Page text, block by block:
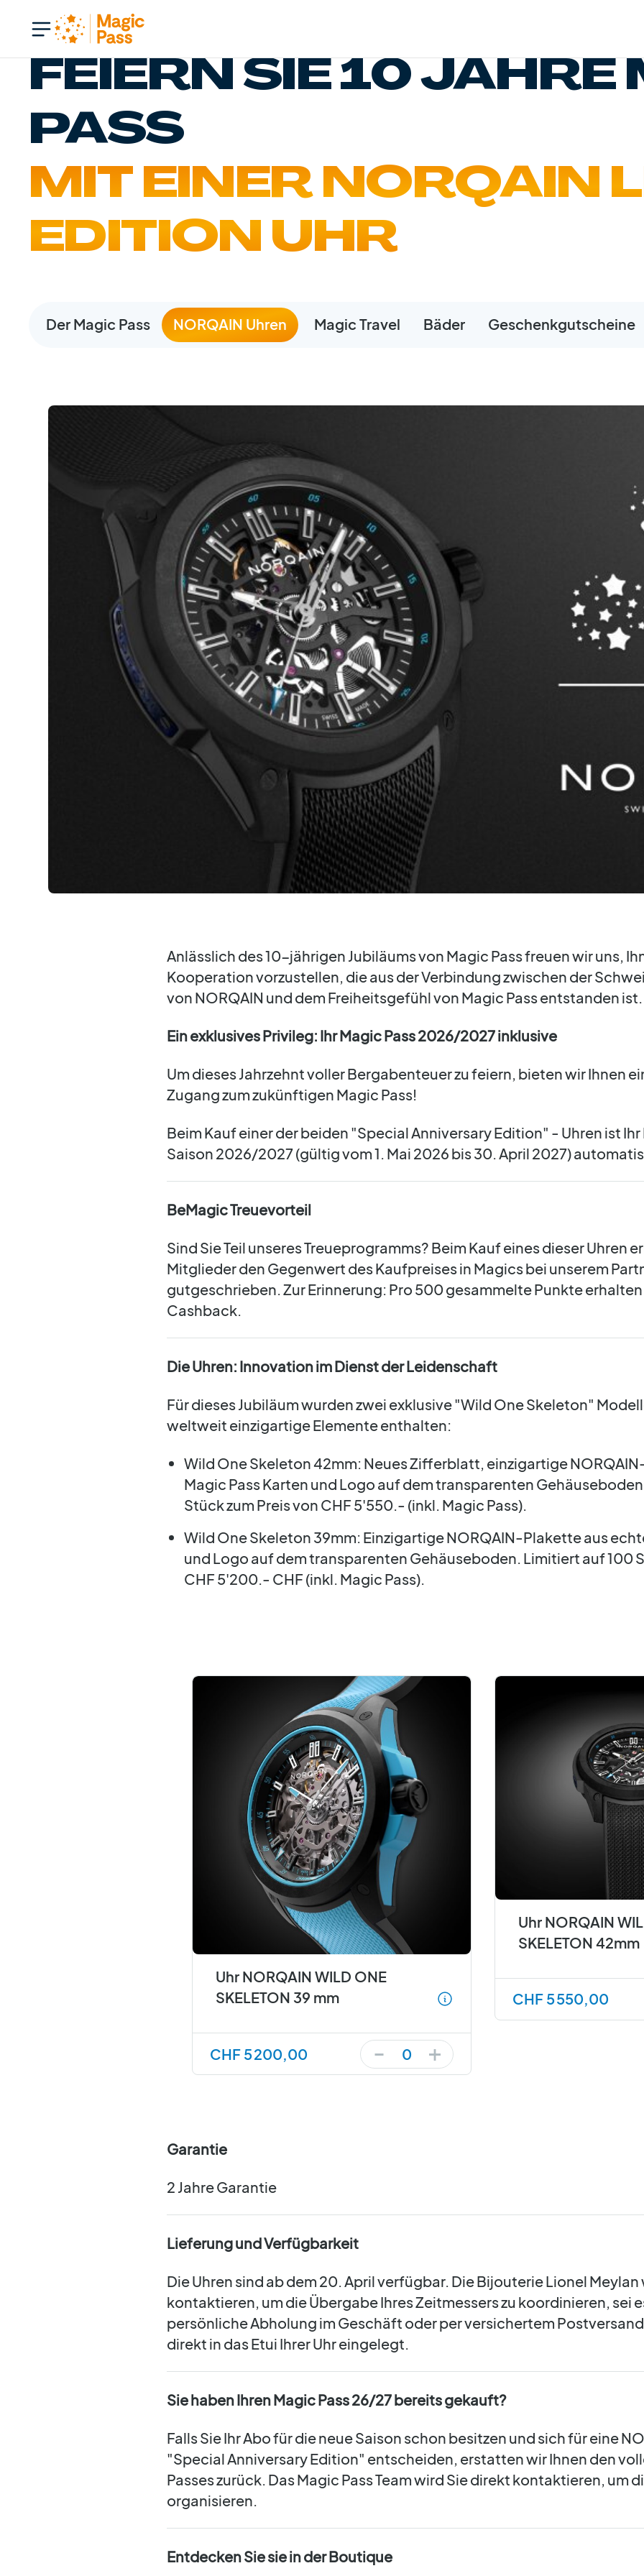
FEIERN SIE 10 JAHRE
PASS
MIT EINER NORQAIN
EDITION UHR
Der Magic Pass NORQAIN Uhren Magic Travel Bäder Geschenkgutscheine
Anlässlich des 10-jährigen Jubiläums von Magic Pass freuen wir uns,
Kooperation vorzustellen, die aus der Verbindung zwischen der
von NORQAIN und dem Freiheitsgefühl von Magic Pass entstanden ist.
Ein exklusives Privileg: Ihr Magic Pass 2026/2027 inklusive
Um dieses Jahrzehnt voller Bergabenteuer zu feiern, bieten wir Ihnen
Zugang zum zukünftigen Magic Pass!
Beim Kauf einer der beiden "Special Anniversary Edition" - Uhren ist Ihr
Saison 2026/2027 (gültig vom 1. Mai 2026 bis 30. April 2027)
BeMagic Treuevorteil
Sind Sie Teil unseres Treueprogramms? Beim Kauf eines dieser Uhren
Mitglieder den Gegenwert des Kaufpreises in Magics bei unserem
gutgeschrieben. Zur Erinnerung: Pro 500 gesammelte Punkte erhalten
Cashback.
Die Uhren: Innovation im Dienst der Leidenschaft
Für dieses Jubiläum wurden zwei exklusive "Wild One Skeleton"
weltweit einzigartige Elemente enthalten:
Wild One Skeleton 42mm: Neues Zifferblatt, einzigartige
Magic Pass Karten und Logo auf dem transparenten
Stück zum Preis von CHF 5'550.- (inkl. Magic Pass).
Wild One Skeleton 39mm: Einzigartige NORQAIN-Plakette aus
und Logo auf dem transparenten Gehäuseboden. Limitiert auf 100
CHF 5'200.- CHF (inkl. Magic Pass).
Uhr NORQAIN WILD ONE
SKELETON 39 mm
CHF 5 200,00 - 0 +
Uhr NORQAIN
SKELETON 42mm
CHF 5 550,00
Garantie
2 Jahre Garantie
Lieferung und Verfügbarkeit
Die Uhren sind ab dem 20. April verfügbar. Die Bijouterie Lionel
kontaktieren, um die Übergabe Ihres Zeitmessers zu koordinieren, sei
persönliche Abholung im Geschäft oder per versichertem
direkt in das Etui Ihrer Uhr eingelegt.
Sie haben Ihren Magic Pass 26/27 bereits gekauft?
Falls Sie Ihr Abo für die neue Saison schon besitzen und sich für eine
"Special Anniversary Edition" entscheiden, erstatten wir Ihnen den
Passes zurück. Das Magic Pass Team wird Sie direkt kontaktieren, um
organisieren.
Entdecken Sie sie in der Boutique